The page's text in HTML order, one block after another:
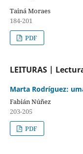
Tainá Moraes
184-201
PDF
LEITURAS |
Marta Rodríguez:
Fabián Núñez
203-205
PDF